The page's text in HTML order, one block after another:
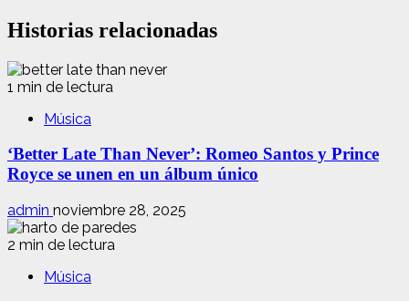
Historias relacionadas
1 min de lectura
Música
‘Better Late Than Never’: Romeo Santos y Prince
Royce se unen en un álbum único
admin noviembre 28, 2025
2 min de lectura
Música